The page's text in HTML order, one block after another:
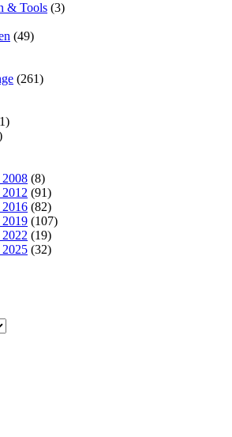
& Tools (3)
(49)
(261)
(8)
(91)
(82)
(107)
(19)
(32)